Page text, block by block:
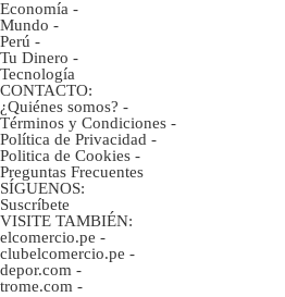
Economía -
Mundo -
Perú -
Tu Dinero -
Tecnología
CONTACTO:
¿Quiénes somos? -
Términos y Condiciones -
Política de Privacidad -
Politica de Cookies -
Preguntas Frecuentes
SÍGUENOS:
Suscríbete
VISITE TAMBIÉN:
elcomercio.pe -
clubelcomercio.pe -
depor.com -
trome.com -